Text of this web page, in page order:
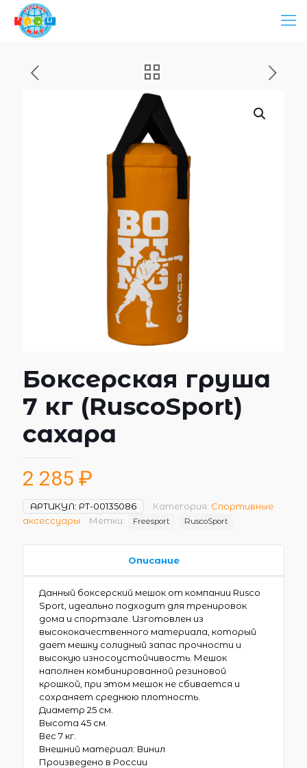
Боксерская груша
7 кг (RuscoSport)
сахара
2 285 ₽
АРТИКУЛ: РТ-00135086 Категория: Спортивные
аксессуары
Метки: Freesport RuscoSport
Описание
Данный боксерский мешок от компании Rusco
Sport, идеально подходит для тренировок
дома и спортзале. Изготовлен из
высококачественного материала, который
дает мешку солидный запас прочности и
высокую износоустойчивость. Мешок
наполнен комбинированной резиновой
крошкой, при этом мешок не сбивается и
сохраняет среднюю плотность.
Диаметр 25 см.
Высота 45 см.
Вес 7 кг.
Внешний материал: Винил
Произведено в России